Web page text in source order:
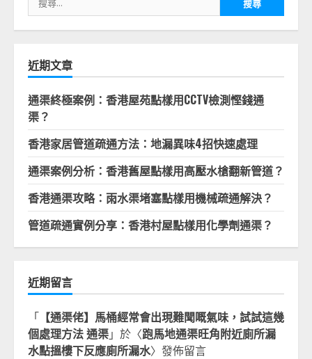
尋
關
字:
近期文章
通渠終極案例：香港屋苑點樣用CCTV檢測慳錢通
渠？
香港家居管道疏通方法：地漏異味4招快速處理
通渠案例分析：香港舊屋點樣用高壓水槍翻新管道？
香港通渠攻略：雨水渠堵塞點樣用機械疏通解決？
管道疏通實例分享：香港村屋點樣用化學劑通渠？
近期留言
「 【通渠佬】馬桶經常會出現難聞嘅氣味，試試這幾
個處理方法 通渠」於〈跑馬地通渠旺角附近廁所漏
水點搵樓下反應廁所漏水〉發佈留言